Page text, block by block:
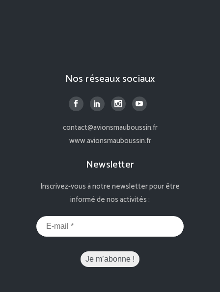
Nos réseaux sociaux
contact@avionsmauboussin.fr
www.avionsmauboussin.fr
Newsletter
Inscrivez-vous à notre newsletter pour être
informé de nos activités :